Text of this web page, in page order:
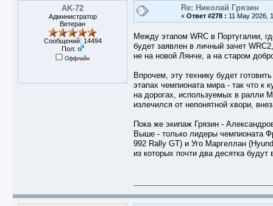
AK-72
Администратор
Ветеран
Сообщений: 14494
Пол:
Оффлайн
Re: Николай Грязин
« Ответ #278 : 11 May 2026,
Между этапом WRC в Португалии,
будет заявлен в личный зачет
не на новой Лянче, а на старом
Впрочем, эту технику будет
этапах чемпионата мира - так что к
на дорогах, используемых в ралли
излечился от непонятной хвори,
Пока же экипаж Грязин -
Выше - только лидеры чемпионата
992 Rally GT) и Уго Маргеллан
из которых почти два десятка будут